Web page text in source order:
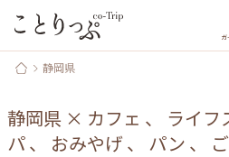
静岡県
静岡県 × カフェ 、 ライフ
パ、 おみやげ 、 パン 、